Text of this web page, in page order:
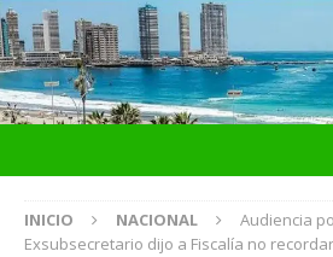
INICIO NACIONAL
Audiencia
Exsubsecretario dijo a Fiscalía no